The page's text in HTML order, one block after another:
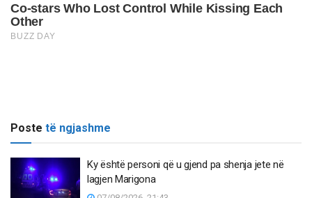
Poste të ngjashme
Ky është personi që u gjend pa shenja jete në
lagjen Marigona